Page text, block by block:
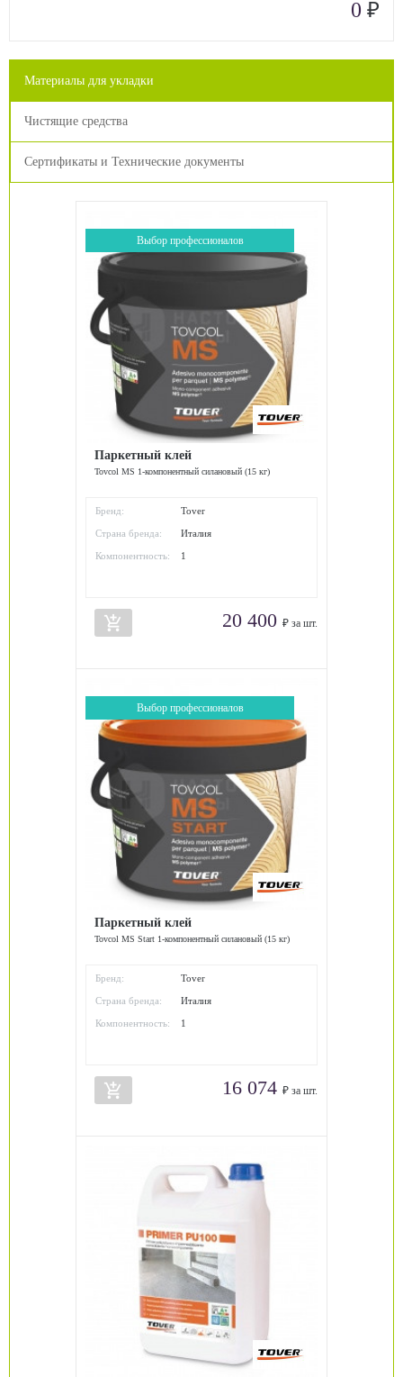
0 ₽
Материалы для укладки
Чистящие средства
Сертификаты и Технические документы
Выбор профессионалов
Паркетный клей
Tovcol MS 1-компонентный силановый (15 кг)
Бренд: Tover
Страна бренда: Италия
Компонентность: 1
add_shopping_cart 20 400 ₽ за шт.
Выбор профессионалов
Паркетный клей
Tovcol MS Start 1-компонентный силановый (15 кг)
Бренд: Tover
Страна бренда: Италия
Компонентность: 1
add_shopping_cart 16 074 ₽ за шт.